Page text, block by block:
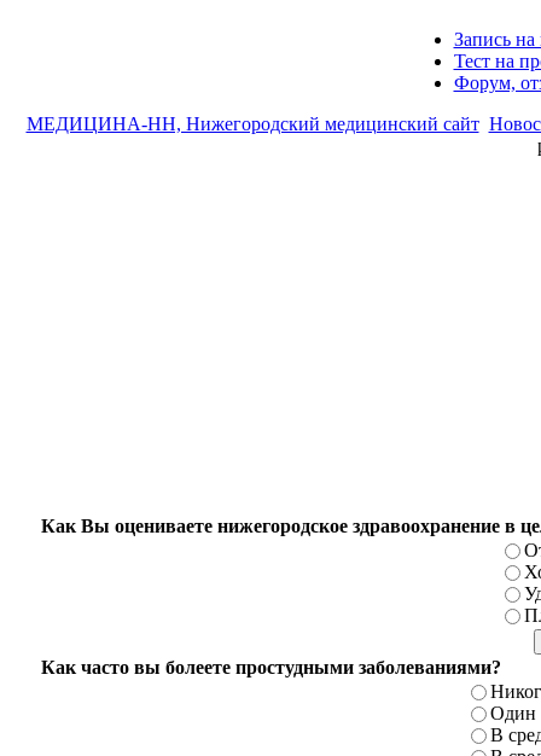
Запись на
Тест на
Форум,
МЕДИЦИНА-НН, Нижегородский медицинский сайт
Как Вы оцениваете нижегородское здравоохранение в
Как часто вы болеете простудными заболеваниями?
Один
В